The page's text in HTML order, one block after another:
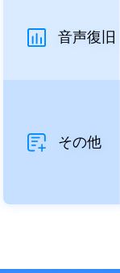
音声復旧
その他